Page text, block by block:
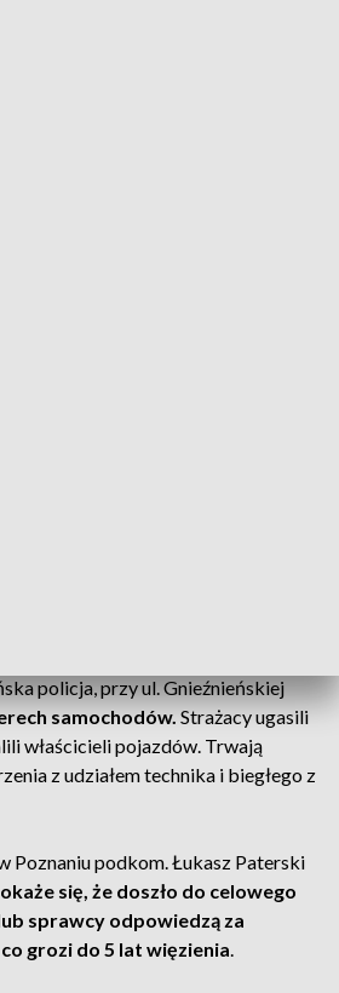
policja, przy ul. Gnieźnieńskiej
samochodów. Strażacy ugasili
właścicieli pojazdów. Trwają
z udziałem technika i biegłego z
Poznaniu podkom. Łukasz Paterski
się, że doszło do celowego
sprawcy odpowiedzą za
grozi do 5 lat więzienia